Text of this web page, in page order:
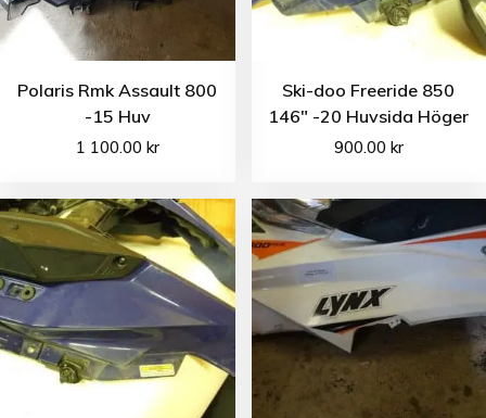
Polaris Rmk Assault 800
-15 Huv
1 100.00 kr
Ski-doo Freeride 850
146″ -20 Huvsida Höger
900.00 kr